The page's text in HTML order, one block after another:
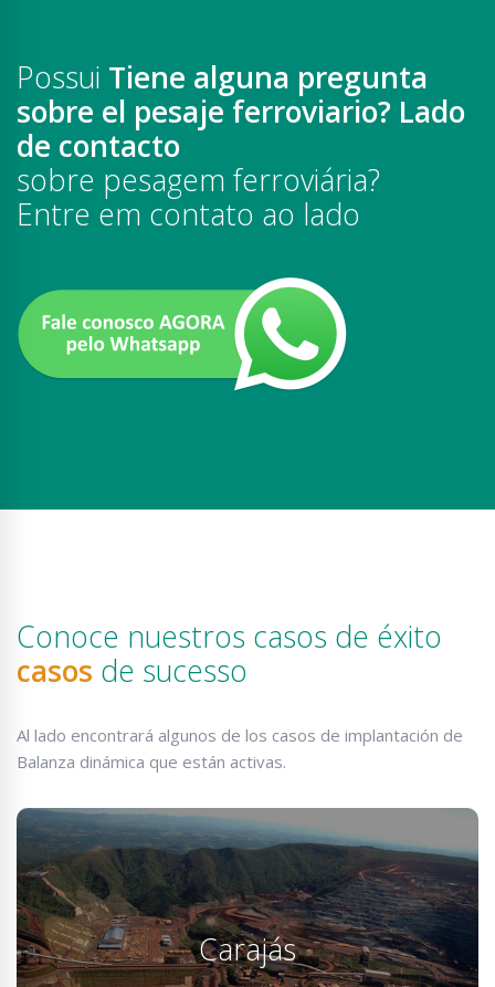
Possui Tiene alguna pregunta
sobre el pesaje ferroviario? Lado
de contacto
sobre pesagem ferroviária?
Entre em contato ao lado
Conoce nuestros casos de éxito
casos de sucesso
Al lado encontrará algunos de los casos de implantación de
Balanza dinámica que están activas.
Carajás
Carajás
Nuestro producto es el único que permite maniobras
sin pérdida de datos y se instala como en Carajás ...